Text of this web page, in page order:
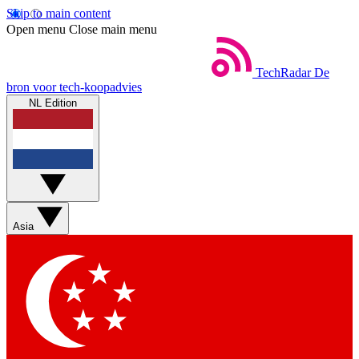
Skip to main content
Open menu Close main menu
TechRadar De
bron voor tech-koopadvies
NL Edition
Asia